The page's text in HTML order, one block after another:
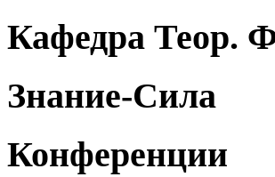
Кафедра Теор.
Знание-Сила
Конференции